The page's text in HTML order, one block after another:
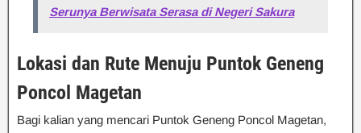
Serunya Berwisata Serasa di Negeri Sakura
Lokasi dan Rute Menuju Puntok Geneng
Poncol Magetan
Bagi kalian yang mencari Puntok Geneng Poncol Magetan,